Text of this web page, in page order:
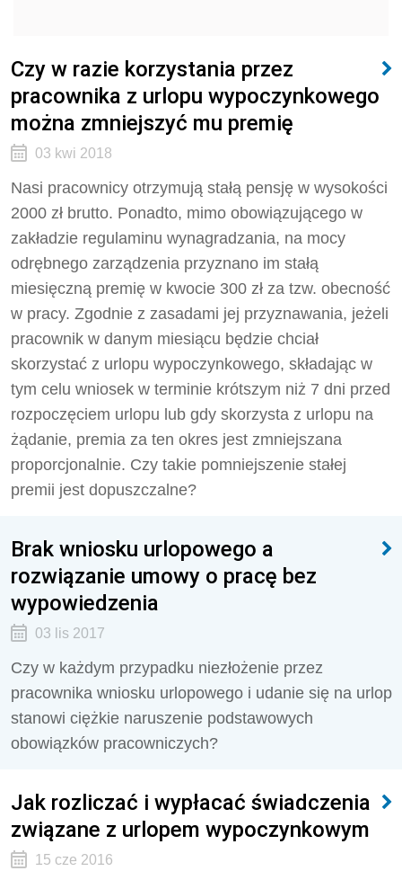
Czy w razie korzystania przez
pracownika z urlopu wypoczynkowego
można zmniejszyć mu premię
03 kwi 2018
Nasi pracownicy otrzymują stałą pensję w wysokości
2000 zł brutto. Ponadto, mimo obowiązującego w
zakładzie regulaminu wynagradzania, na mocy
odrębnego zarządzenia przyznano im stałą
miesięczną premię w kwocie 300 zł za tzw. obecność
w pracy. Zgodnie z zasadami jej przyznawania, jeżeli
pracownik w danym miesiącu będzie chciał
skorzystać z urlopu wypoczynkowego, składając w
tym celu wniosek w terminie krótszym niż 7 dni przed
rozpoczęciem urlopu lub gdy skorzysta z urlopu na
żądanie, premia za ten okres jest zmniejszana
proporcjonalnie. Czy takie pomniejszenie stałej
premii jest dopuszczalne?
Brak wniosku urlopowego a
rozwiązanie umowy o pracę bez
wypowiedzenia
03 lis 2017
Czy w każdym przypadku niezłożenie przez
pracownika wniosku urlopowego i udanie się na urlop
stanowi ciężkie naruszenie podstawowych
obowiązków pracowniczych?
Jak rozliczać i wypłacać świadczenia
związane z urlopem wypoczynkowym
15 cze 2016